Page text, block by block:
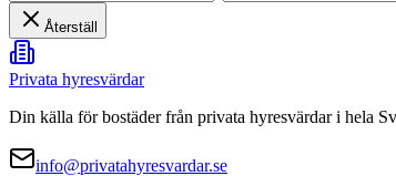
Återställ
Privata hyresvärdar
Din källa för bostäder från privata hyresvärdar i hela
info@privatahyresvardar.se